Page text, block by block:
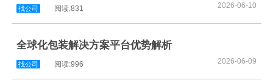
找公司 阅读:831 2026-06-10
全球化包装解决方案平台优势解析
找公司 阅读:996 2026-06-09